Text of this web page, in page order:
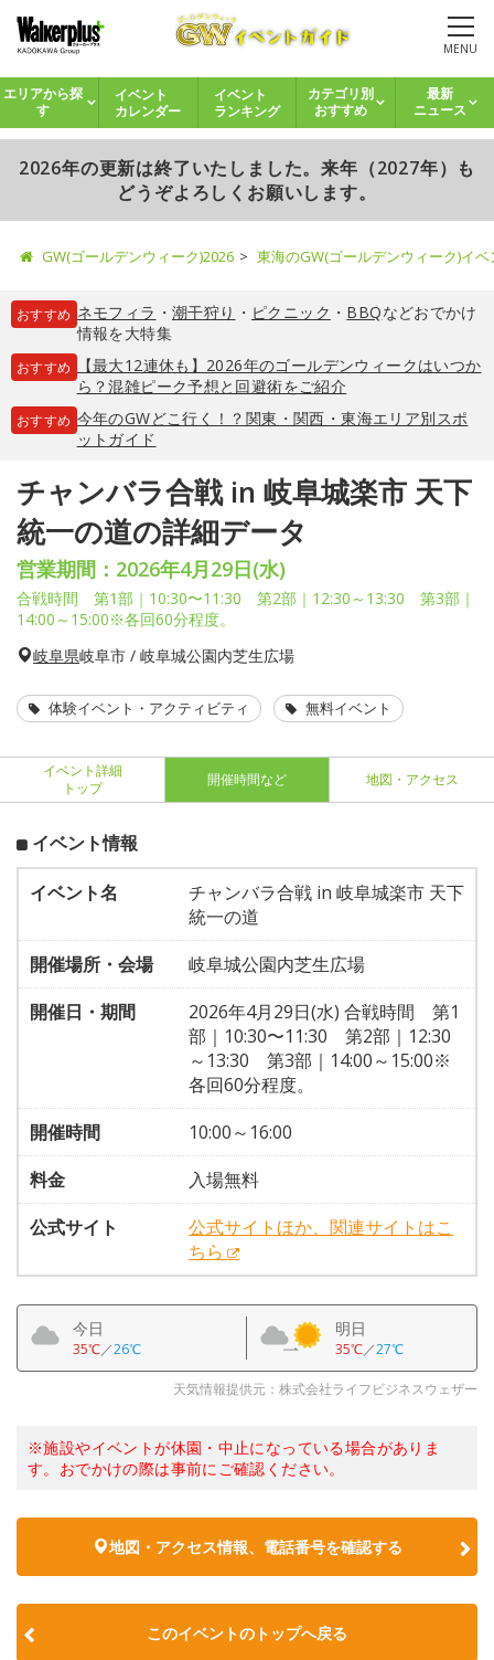
MENU
エリアから探
す
イベント
カレンダー
イベント
ランキング
カテゴリ別
おすすめ
最新
ニュース
2026年の更新は終了いたしました。来年（2027年）も
どうぞよろしくお願いします。
GW(ゴールデンウィーク)2026 東海のGW(ゴールデンウィーク)イ
おすすめ ネモフィラ ・ 潮干狩り ・ ピクニック ・ BBQなどおでかけ
情報を大特集
おすすめ
【最大12連休も】2026年のゴールデンウィークはいつか
ら？混雑ピーク予想と回避術をご紹介
おすすめ 今年のGWどこ行く！？関東・関西・東海エリア別スポ
ットガイド
チャンバラ合戦 in 岐阜城楽市 天下
統一の道の詳細データ
営業期間：2026年4月29日(水)
合戦時間 第1部｜10:30〜11:30 第2部｜12:30～13:30 第3部｜
14:00～15:00※各回60分程度。
岐阜県岐阜市 / 岐阜城公園内芝生広場
体験イベント・アクティビティ 無料イベント
イベント詳細
トップ
開催時間など 地図・アクセス
イベント情報
イベント名
チャンバラ合戦 in 岐阜城楽市 天下
統一の道
開催場所・会場
岐阜城公園内芝生広場
開催日・期間
2026年4月29日(水) 合戦時間 第1
部｜10:30〜11:30 第2部｜12:30
～13:30 第3部｜14:00～15:00※
各回60分程度。
開催時間
10:00～16:00
料金
入場無料
公式サイト
公式サイトほか、関連サイトはこ
ちら
今日
35℃／26℃
明日
35℃／27℃
天気情報提供元：株式会社ライフビジネスウェザー
※施設やイベントが休園・中止になっている場合がありま
す。おでかけの際は事前にご確認ください。
地図・アクセス情報、電話番号を確認する
このイベントのトップへ戻る